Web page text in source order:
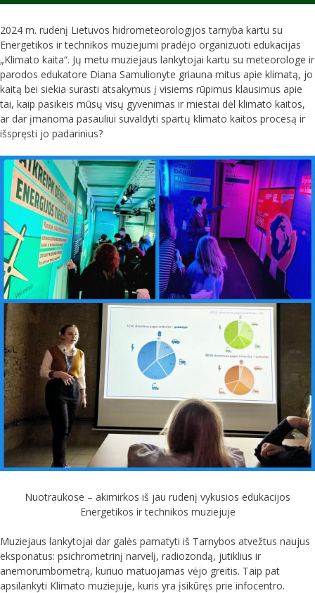
2024 m. rudenį Lietuvos hidrometeorologijos tarnyba kartu su
Energetikos ir technikos muziejumi pradėjo organizuoti edukacijas
„Klimato kaita“. Jų metu muziejaus lankytojai kartu su meteorologe ir
parodos edukatore Diana Samulionyte griauna mitus apie klimatą, jo
kaitą bei siekia surasti atsakymus į visiems rūpimus klausimus apie
tai, kaip pasikeis mūsų visų gyvenimas ir miestai dėl klimato kaitos,
ar dar įmanoma pasauliui suvaldyti spartų klimato kaitos procesą ir
išspręsti jo padarinius?
Nuotraukose – akimirkos iš jau rudenį vykusios edukacijos
Energetikos ir technikos muziejuje
Muziejaus lankytojai dar galės pamatyti iš Tarnybos atvežtus naujus
eksponatus: psichrometrinį narvelį, radiozondą, jutiklius ir
anemorumbometrą, kuriuo matuojamas vėjo greitis. Taip pat
apsilankyti Klimato muziejuje, kuris yra įsikūręs prie infocentro.